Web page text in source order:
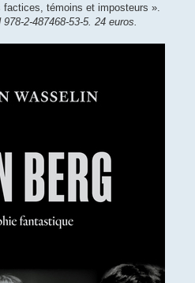
témoins et imposteurs ».
2-487468-53-5. 24 euros.